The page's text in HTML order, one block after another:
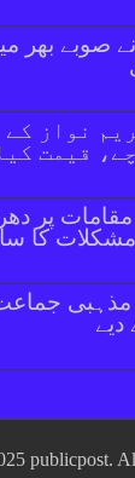
صوبے بھر
نواز کے
قیمت
پر
کا
دیے
publicpost.